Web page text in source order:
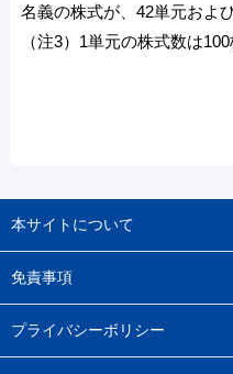
名義の株式が、42単元およ
（注3）1単元の株式数は100
本サイトについて
免責事項
プライバシーボリシー